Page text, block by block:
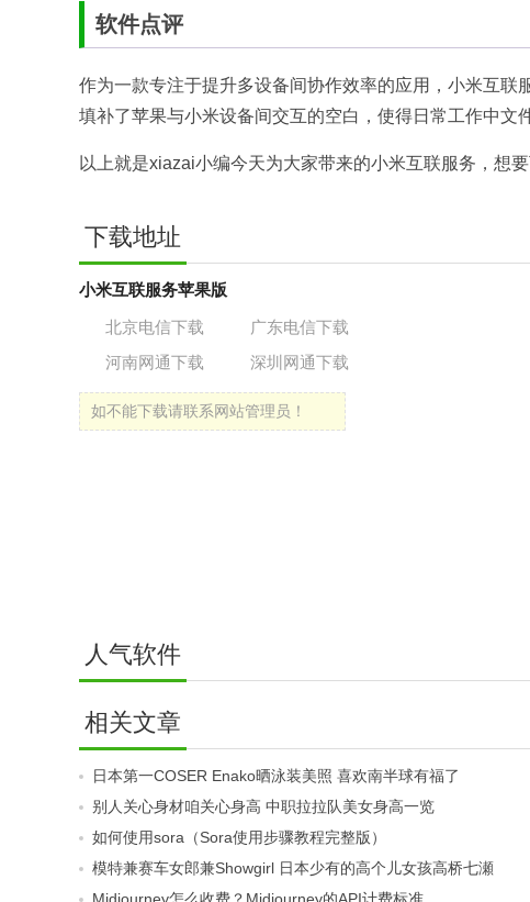
软件点评
作为一款专注于提升多设备间协作效率的应用，小米互
填补了苹果与小米设备间交互的空白，使得日常工作中文
以上就是xiazai小编今天为大家带来的小米互联服务，想
下载地址
小米互联服务苹果版
北京电信下载
广东电信下载
河南网通下载
深圳网通下载
如不能下载请联系网站管理员！
人气软件
相关文章
日本第一COSER Enako晒泳装美照 喜欢南半球有福了
别人关心身材咱关心身高 中职拉拉队美女身高一览
如何使用sora（Sora使用步骤教程完整版）
模特兼赛车女郎兼Showgirl 日本少有的高个儿女孩高桥七瀬
Midjourney怎么收费？Midjourney的API计费标准